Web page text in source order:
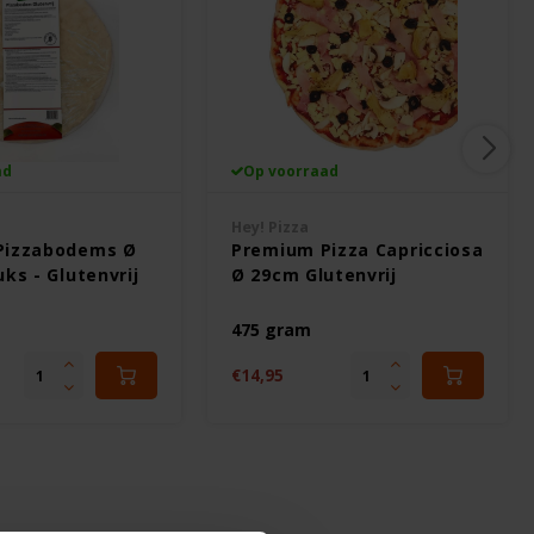
Ø
- Glutenvrij
Op voorraad
Premium Pizza Capricciosa
Ø 29cm Glutenvrij
475 gram
€14,95